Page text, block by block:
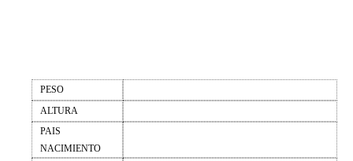
PESO
ALTURA
PAIS
NACIMIENTO